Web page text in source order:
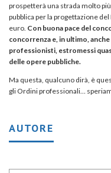
prospetterà una strada molto
pubblica per la progettazione
euro. Con buona pace del
concorrenza e, in ultimo,
professionisti, estromessi
delle opere pubbliche.
Ma questa, qualcuno dirà, è
gli Ordini professionali…
AUTORE